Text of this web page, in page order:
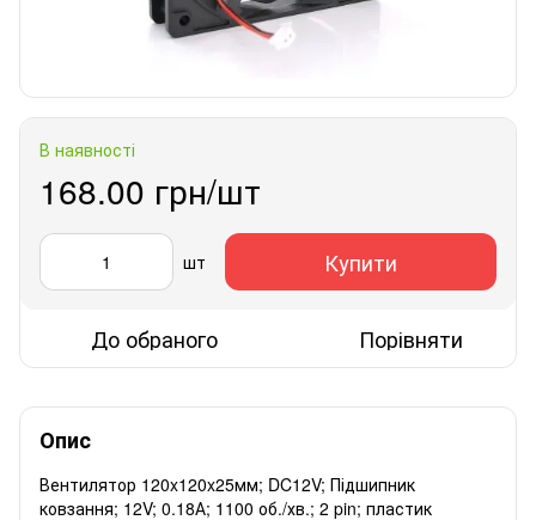
В наявності
168.00 грн/шт
шт Купити
До обраного Порівняти
Опис
Вентилятор 120x120x25мм; DC12V; Підшипник
ковзання; 12V; 0.18А; 1100 об./хв.; 2 pin; пластик